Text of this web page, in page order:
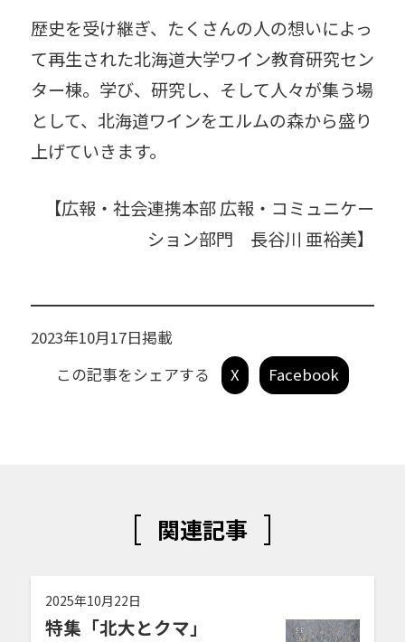
歴史を受け継ぎ、たくさんの人の想いによっ
て再生された北海道大学ワイン教育研究セン
ター棟。学び、研究し、そして人々が集う場
として、北海道ワインをエルムの森から盛り
上げていきます。
【広報・社会連携本部 広報・コミュニケー
ション部門 長谷川 亜裕美】
2023年10月17日掲載
この記事をシェアする
X Facebook
関連記事
2025年10月22日
特集「北大とクマ」